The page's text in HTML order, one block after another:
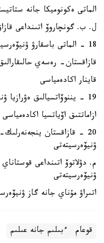
الماتى ەكونوميكا جانە
ل. ب. گونچاروۆ اتىنداعى
18 - الماتى باسقارۋ ۋنيۆەرسيتەتى
قازاقستان- رەسەي
قاينار اكادەمياسى
19 - يننوۆاتسيالىق ەۋرازيا ۋنيۆەرسيتەتى
ازاماتتىق اۆياتسيا اكادەمياسى
20 - قازاقستان
ۋنيۆەرسيتەتى
م. دۋلاتوۆ اتىنداعى
ۋنيۆەرسيتەتى
اتىراۋ مۇناي جانە گاز
قوعام ءبىلىم جانە عىلىم